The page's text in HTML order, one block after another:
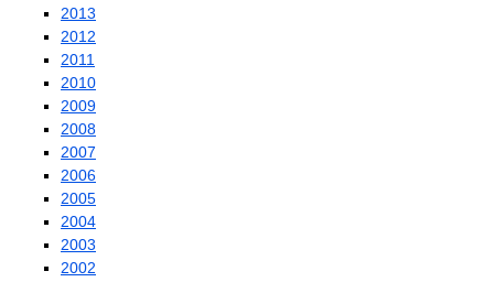
2013
2012
2011
2010
2009
2008
2007
2006
2005
2004
2003
2002